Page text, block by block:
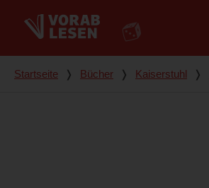
Du bist hier
Startseite ❭ Bücher ❭ Kaiserstuhl ❭